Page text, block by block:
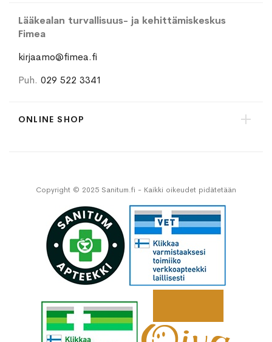
Lääkealan turvallisuus- ja kehittämiskeskus
Fimea
kirjaamo@fimea.fi
Puh. 029 522 3341
ONLINE SHOP
Copyright © 2025 Sanitum.fi - Kaikki oikeudet pidätetään